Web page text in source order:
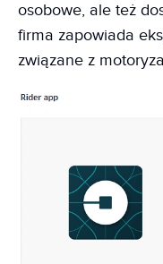
osobowe, ale też
firma zapowiada
związane z